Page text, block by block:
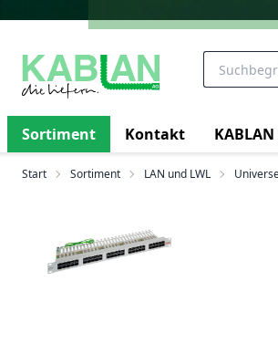
Sortiment Kontakt KABLAN
Start Sortiment LAN und LWL